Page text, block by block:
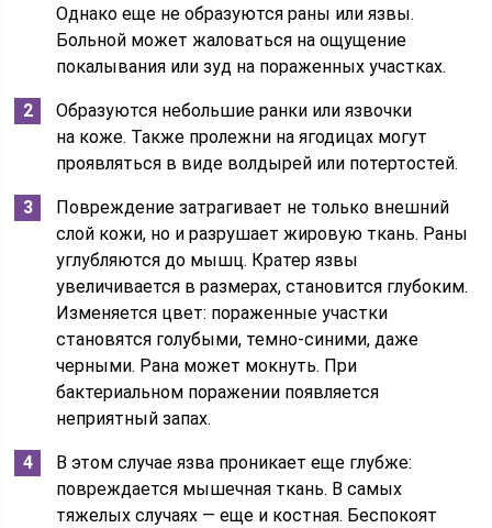
Однако еще не образуются раны или язвы.
Больной может жаловаться на ощущение
покалывания или зуд на пораженных участках.
Образуются небольшие ранки или язвочки
на коже. Также пролежни на ягодицах могут
проявляться в виде волдырей или потертостей.
Повреждение затрагивает не только внешний
слой кожи, но и разрушает жировую ткань. Раны
углубляются до мышц. Кратер язвы
увеличивается в размерах, становится глубоким.
Изменяется цвет: пораженные участки
становятся голубыми, темно-синими, даже
черными. Рана может мокнуть. При
бактериальном поражении появляется
неприятный запах.
В этом случае язва проникает еще глубже:
повреждается мышечная ткань. В самых
тяжелых случаях — еще и костная. Беспокоят